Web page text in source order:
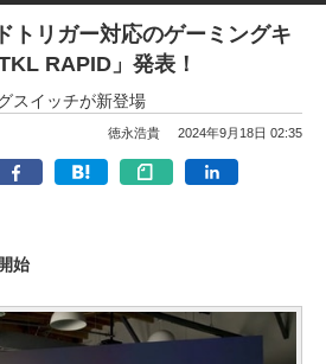
トリガー対応のゲーミングキ
RAPID」発表！
スイッチが新登場
徳永浩貴 2024年9月18日 02:35
始